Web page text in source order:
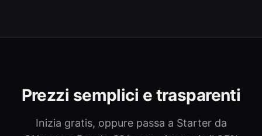
Prezzi semplici e trasparenti
Inizia gratis, oppure passa a Starter da